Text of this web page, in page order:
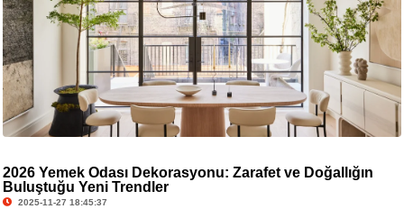
2026 Yemek Odası Dekorasyonu: Zarafet ve Doğallığın
Buluştuğu Yeni Trendler
2025-11-27 18:45:37